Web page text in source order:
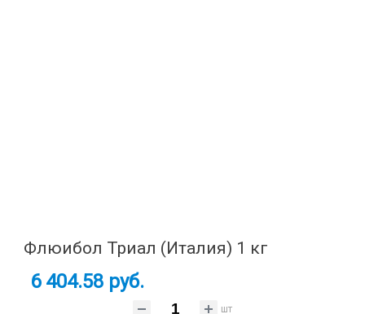
Флюибол Триал (Италия) 1 кг
6 404.58 руб.
шт